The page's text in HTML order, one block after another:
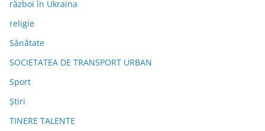
război în Ukraina
religie
Sănătate
SOCIETATEA DE TRANSPORT URBAN
Sport
Știri
TINERE TALENTE